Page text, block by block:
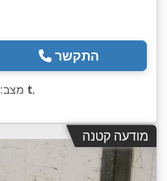
התקשר
מצב: 10 t,
מודעה קטנה